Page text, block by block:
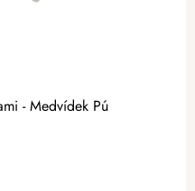
- Medvídek Pú